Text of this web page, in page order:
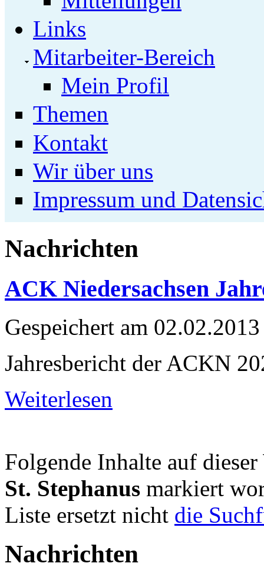
Links
Mitarbeiter-Bereich
Mein Profil
Themen
Kontakt
Wir über uns
Impressum und
Nachrichten
ACK Niedersachsen
Gespeichert am 02.02.2013
Jahresbericht der ACKN
Weiterlesen
Folgende Inhalte auf
St. Stephanus markiert
Liste ersetzt nicht die
Nachrichten